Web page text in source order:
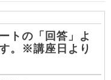
トの「回答」よ
。※講座日より